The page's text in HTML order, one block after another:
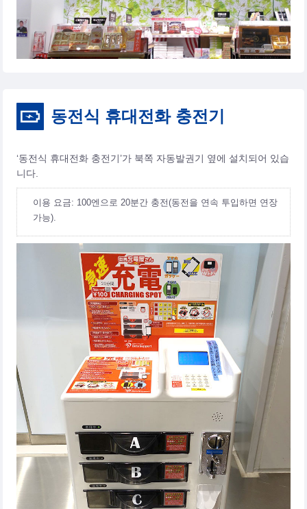
동전식 휴대전화 충전기
‘동전식 휴대전화 충전기’가 북쪽 자동발권기 옆에 설치되어 있습
니다.
이용 요금: 100엔으로 20분간 충전(동전을 연속 투입하면 연장
가능).